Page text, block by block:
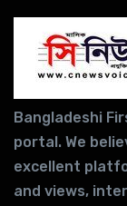
Bangladeshi
portal. We
excellent
and views,